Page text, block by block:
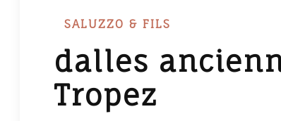
SALUZZO & FILS
dalles
Tropez